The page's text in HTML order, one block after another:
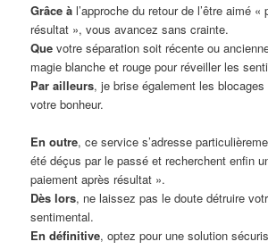
Grâce à l’approche du retour de l’être aimé «
résultat », vous avancez sans crainte.
Que votre séparation soit récente ou
magie blanche et rouge pour réveiller les
Par ailleurs, je brise également les
votre bonheur.
En outre, ce service s’adresse
été déçus par le passé et recherchent enfin
paiement après résultat ».
Dès lors, ne laissez pas le doute détruire
sentimental.
En définitive, optez pour une solution